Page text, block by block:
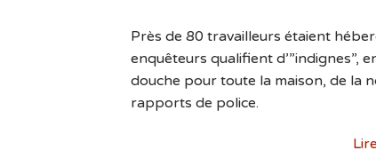
Près de 80 travailleurs étaient
enquêteurs qualifient d’”indignes”,
douche pour toute la maison, de la
rapports de police.